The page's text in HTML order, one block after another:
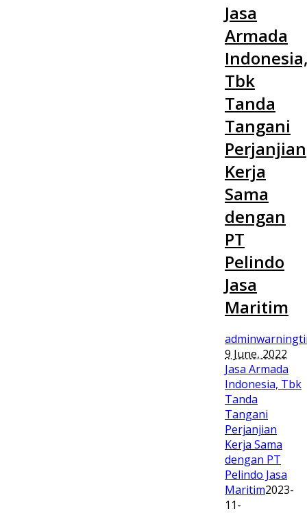
Jasa
Armada
Tbk
Tanda
Tangani
Perjanjian
Kerja
Sama
dengan
PT
Pelindo
Jasa
Maritim
9 June, 2022
Jasa Armada
Indonesia, Tbk
Tanda
Tangani
Perjanjian
Kerja Sama
dengan PT
Pelindo Jasa
Maritim2023-
11-